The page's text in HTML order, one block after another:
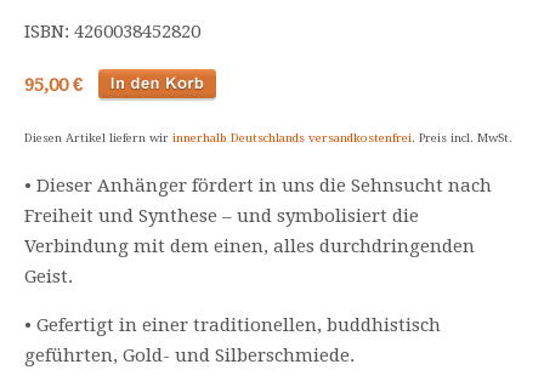
ISBN: 4260038452820
95,00 €
Diesen Artikel liefern wir innerhalb Deutschlands versandkostenfrei. Preis incl. MwSt.
• Dieser Anhänger fördert in uns die Sehnsucht nach
Freiheit und Synthese – und symbolisiert die
Verbindung mit dem einen, alles durchdringenden
Geist.
• Gefertigt in einer traditionellen, buddhistisch
geführten, Gold- und Silberschmiede.